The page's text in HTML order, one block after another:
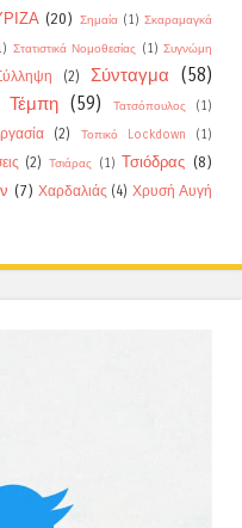
(20) Σημαία (1) Σκαραμαγκά
Στατιστικά Νομοθεσίας (1) Συγνώμη
(2) Σύνταγμα (58)
Τέμπη (59) Τατσόπουλος
(1)
(2) Τοπικό Lockdown
(1)
(2) Τσιάρας (1) Τσιόδρας (8)
(7) Χαρδαλιάς (4) Χρυσή Αυγή